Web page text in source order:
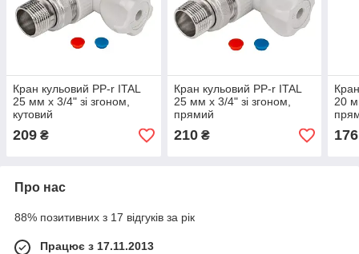
Кран кульовий PP-r ITAL
25 мм х 3/4" зі згоном,
кутовий
209 ₴
Кран кульовий PP-r ITAL
25 мм х 3/4" зі згоном,
прямий
210₴
20
176
Про нас
88% позитивних з 17 відгуків за рік
Працює з 17.11.2013